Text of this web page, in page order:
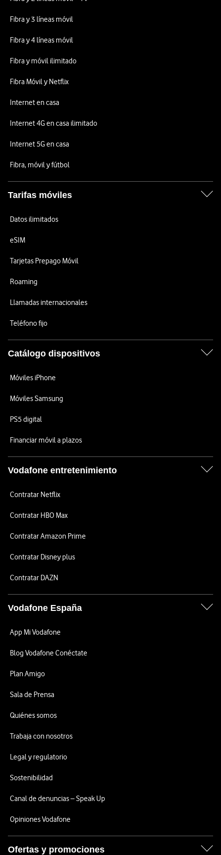
Fibra y 3 líneas móvil
Fibra y 4 líneas móvil
Fibra y móvil ilimitado
Fibra Móvil y Netflix
Internet en casa
Internet 4G en casa ilimitado
Internet 5G en casa
Fibra, móvil y fútbol
Tarifas móviles
Datos ilimitados
eSIM
Tarjetas Prepago Móvil
Roaming
Llamadas internacionales
Teléfono fijo
Catálogo dispositivos
Móviles iPhone
Móviles Samsung
PS5 digital
Financiar móvil a plazos
Vodafone entretenimiento
Contratar Netflix
Contratar HBO Max
Contratar Amazon Prime
Contratar Disney plus
Contratar DAZN
Vodafone España
App Mi Vodafone
Blog Vodafone Conéctate
Plan Amigo
Sala de Prensa
Quiénes somos
Trabaja con nosotros
Legal y regulatorio
Sostenibilidad
Canal de denuncias – Speak Up
Opiniones Vodafone
Ofertas y promociones